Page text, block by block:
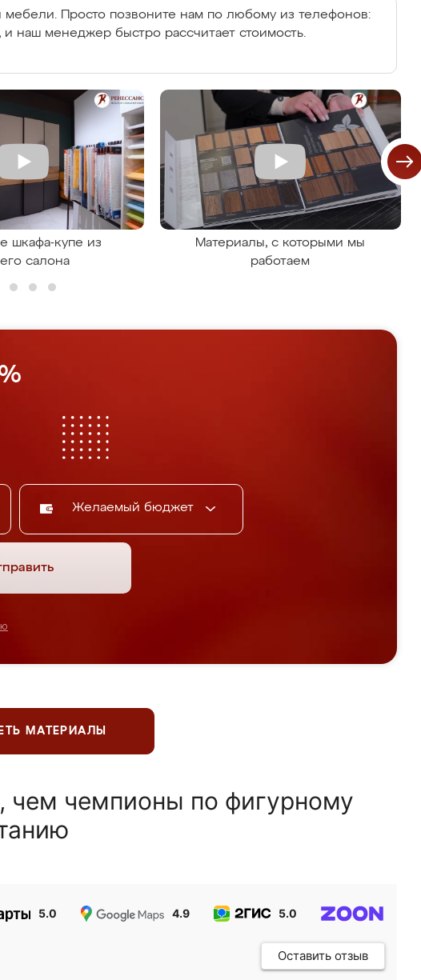
мебели. Просто позвоните нам по любому из телефонов:
, и наш менеджер быстро рассчитает стоимость.
шкафа-купе из
салона
Материалы, с которыми мы
работаем
Желаемый бюджет
МАТЕРИАЛЫ
чем чемпионы по фигурному
5.0 4.9 5.0
Оставить отзыв